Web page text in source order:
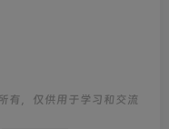
有，仅供用于学习和交流